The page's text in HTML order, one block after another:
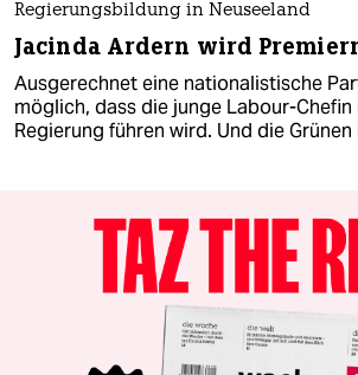
Regierungsbildung in Neuseeland
Jacinda Ardern wird
Ausgerechnet eine nationalistische
möglich, dass die junge Labour-
Regierung führen wird. Und die